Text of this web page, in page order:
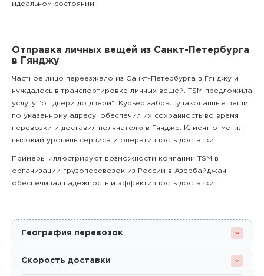
идеальном состоянии.
Отправка личных вещей из Санкт-Петербурга
в Гянджу
Частное лицо переезжало из Санкт-Петербурга в Гянджу и
нуждалось в транспортировке личных вещей. TSM предложила
услугу "от двери до двери". Курьер забрал упакованные вещи
по указанному адресу, обеспечил их сохранность во время
перевозки и доставил получателю в Гяндже. Клиент отметил
высокий уровень сервиса и оперативность доставки.
Примеры иллюстрируют возможности компании TSM в
организации грузоперевозок из России в Азербайджан,
обеспечивая надежность и эффективность доставки.
География перевозок
Скорость доставки